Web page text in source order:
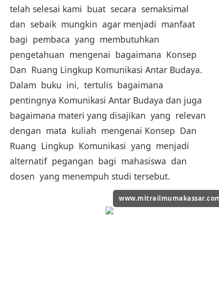
telah selesai kami buat secara semaksimal
dan sebaik mungkin agar menjadi manfaat
bagi pembaca yang membutuhkan
pengetahuan mengenai bagaimana Konsep
Dan Ruang Lingkup Komunikasi Antar Budaya.
Dalam buku ini, tertulis bagaimana
pentingnya Komunikasi Antar Budaya dan juga
bagaimana materi yang disajikan yang relevan
dengan mata kuliah mengenai Konsep Dan
Ruang Lingkup Komunikasi yang menjadi
alternatif pegangan bagi mahasiswa dan
dosen yang menempuh studi tersebut.